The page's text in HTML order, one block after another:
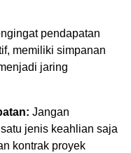
pendapatan
memiliki simpanan
jaring
Jangan
jenis keahlian saja
kontrak proyek